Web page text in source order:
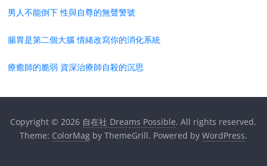
男人不能倒下 性與自尊的無聲警號
腸胃是第二個大腦 情緒改寫你的消化系統
療癒師的脆弱 資深治療師自殺的沉思
Copyright © 2026 自在社 Dreams Possible. All rights reserved.
Theme: ColorMagby ThemeGrill. Powered by WordPress.